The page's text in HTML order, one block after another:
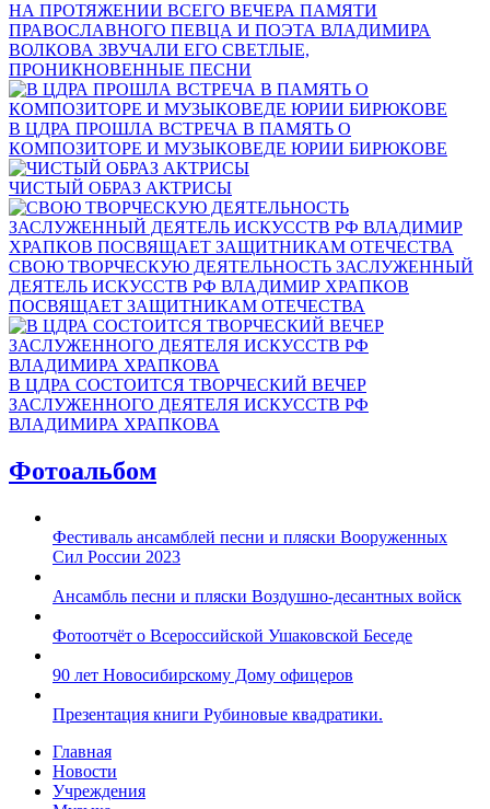
НА ПРОТЯЖЕНИИ ВСЕГО ВЕЧЕРА ПАМЯТИ
ПРАВОСЛАВНОГО ПЕВЦА И ПОЭТА ВЛАДИМИРА
ВОЛКОВА ЗВУЧАЛИ ЕГО СВЕТЛЫЕ,
ПРОНИКНОВЕННЫЕ ПЕСНИ
В ЦДРА ПРОШЛА ВСТРЕЧА В ПАМЯТЬ О
КОМПОЗИТОРЕ И МУЗЫКОВЕДЕ ЮРИИ БИРЮКОВЕ
ЧИСТЫЙ ОБРАЗ АКТРИСЫ
СВОЮ ТВОРЧЕСКУЮ ДЕЯТЕЛЬНОСТЬ ЗАСЛУЖЕННЫЙ
ДЕЯТЕЛЬ ИСКУССТВ РФ ВЛАДИМИР ХРАПКОВ
ПОСВЯЩАЕТ ЗАЩИТНИКАМ ОТЕЧЕСТВА
В ЦДРА СОСТОИТСЯ ТВОРЧЕСКИЙ ВЕЧЕР
ЗАСЛУЖЕННОГО ДЕЯТЕЛЯ ИСКУССТВ РФ
ВЛАДИМИРА ХРАПКОВА
Фотоальбом
Фестиваль ансамблей песни и пляски Вооруженных
Сил России 2023
Ансамбль песни и пляски Воздушно-десантных войск
Фотоотчёт о Всероссийской Ушаковской Беседе
90 лет Новосибирскому Дому офицеров
Презентация книги Рубиновые квадратики.
Главная
Новости
Учреждения